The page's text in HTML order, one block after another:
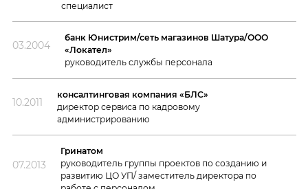
специалист
03.2004
банк Юнистрим/сеть магазинов Шатура/ООО
«Локател»
руководитель службы персонала
10.2011
консалтинговая компания «БЛС»
директор сервиса по кадровому
администрированию
07.2013
Гринатом
руководитель группы проектов по созданию и
развитию ЦО УП/ заместитель директора по